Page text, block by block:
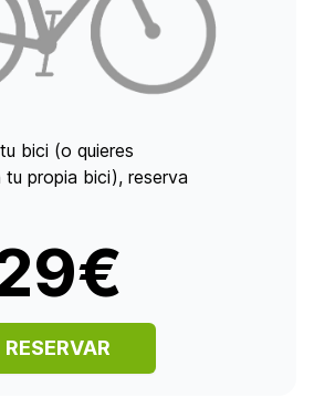
bici (o quieres
propia bici), reserva
RESERVAR